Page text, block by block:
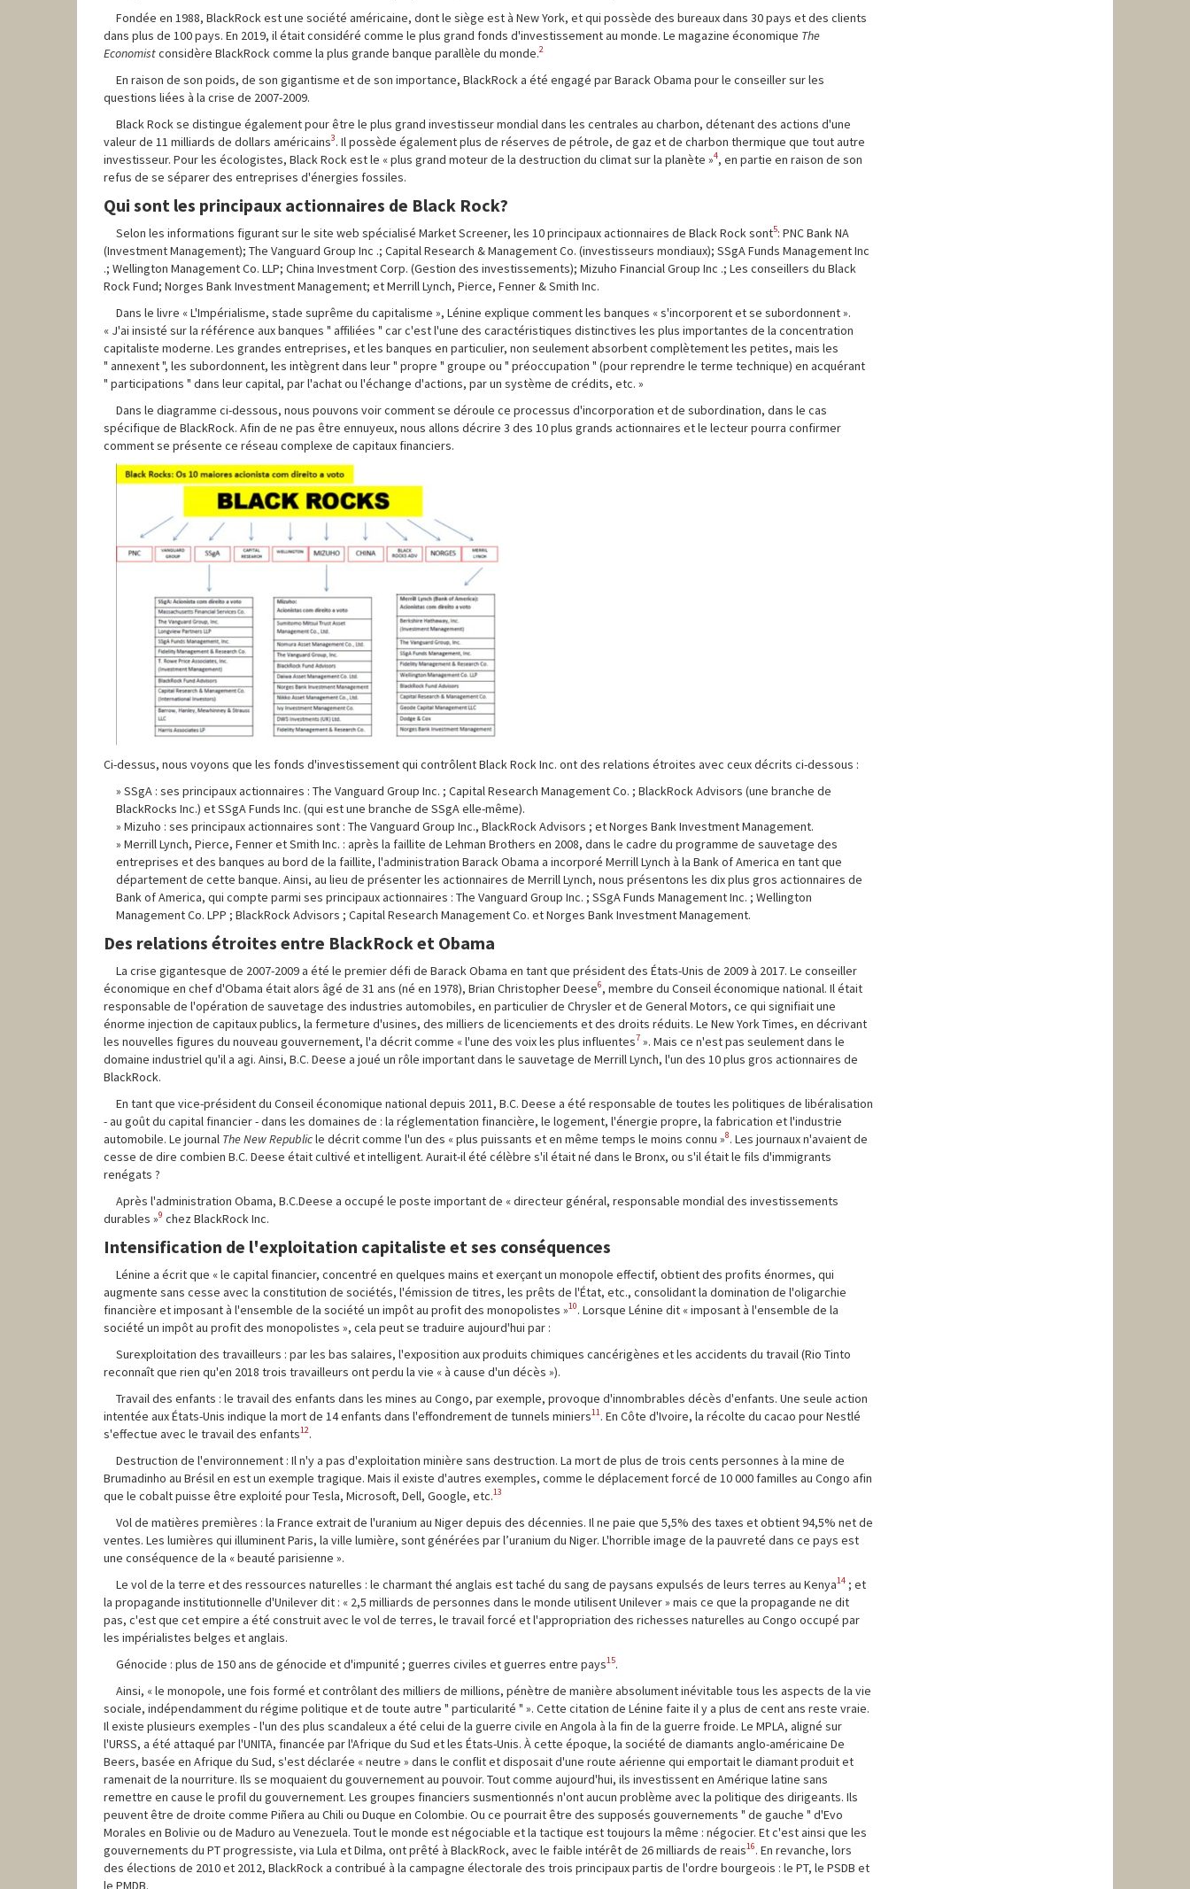
Fondée en 1988, BlackRock est une société américaine, dont le siège est à New York, et qui possède des bureaux dans 30 pays et des clients
dans plus de 100 pays. En 2019, il était considéré comme le plus grand fonds d'investissement au monde. Le magazine économique The
Economistconsidère BlackRock comme la plus grande banque parallèle du monde.2
En raison de son poids, de son gigantisme et de son importance, BlackRock a été engagé par Barack Obama pour le conseiller sur les
questions liées à la crise de 2007-2009.
Black Rock se distingue également pour être le plus grand investisseur mondial dans les centrales au charbon, détenant des actions d'une
valeur de 11 milliards de dollars américains3. Il possède également plus de réserves de pétrole, de gaz et de charbon thermique que tout autre
investisseur. Pour les écologistes, Black Rock est le « plus grand moteur de la destruction du climat sur la planète »4, en partie en raison de son
refus de se séparer des entreprises d'énergies fossiles.
Qui sont les principaux actionnaires de Black Rock?
Selon les informations figurant sur le site web spécialisé Market Screener, les 10 principaux actionnaires de Black Rock sont5: PNC Bank NA
(Investment Management); The Vanguard Group Inc .; Capital Research & Management Co. (investisseurs mondiaux); SSgA Funds Management Inc
.; Wellington Management Co. LLP; China Investment Corp. (Gestion des investissements); Mizuho Financial Group Inc .; Les conseillers du Black
Rock Fund; Norges Bank Investment Management; et Merrill Lynch, Pierce, Fenner & Smith Inc.
Dans le livre « L'Impérialisme, stade suprême du capitalisme », Lénine explique comment les banques « s'incorporent et se subordonnent ».
« J'ai insisté sur la référence aux banques " affiliées " car c'est l'une des caractéristiques distinctives les plus importantes de la concentration
capitaliste moderne. Les grandes entreprises, et les banques en particulier, non seulement absorbent complètement les petites, mais les
" annexent ", les subordonnent, les intègrent dans leur " propre " groupe ou " préoccupation " (pour reprendre le terme technique) en acquérant
" participations " dans leur capital, par l'achat ou l'échange d'actions, par un système de crédits, etc. »
Dans le diagramme ci-dessous, nous pouvons voir comment se déroule ce processus d'incorporation et de subordination, dans le cas
spécifique de BlackRock. Afin de ne pas être ennuyeux, nous allons décrire 3 des 10 plus grands actionnaires et le lecteur pourra confirmer
comment se présente ce réseau complexe de capitaux financiers.
Ci-dessus, nous voyons que les fonds d'investissement qui contrôlent Black Rock Inc. ont des relations étroites avec ceux décrits ci-dessous :
SSgA : ses principaux actionnaires : The Vanguard Group Inc. ; Capital Research Management Co. ; BlackRock Advisors (une branche de
BlackRocks Inc.) et SSgA Funds Inc. (qui est une branche de SSgA elle-même).
Mizuho : ses principaux actionnaires sont : The Vanguard Group Inc., BlackRock Advisors ; et Norges Bank Investment Management.
Merrill Lynch, Pierce, Fenner et Smith Inc. : après la faillite de Lehman Brothers en 2008, dans le cadre du programme de sauvetage des
entreprises et des banques au bord de la faillite, l'administration Barack Obama a incorporé Merrill Lynch à la Bank of America en tant que
département de cette banque. Ainsi, au lieu de présenter les actionnaires de Merrill Lynch, nous présentons les dix plus gros actionnaires de
Bank of America, qui compte parmi ses principaux actionnaires : The Vanguard Group Inc. ; SSgA Funds Management Inc. ; Wellington
Management Co. LPP ; BlackRock Advisors ; Capital Research Management Co. et Norges Bank Investment Management.
Des relations étroites entre BlackRock et Obama
La crise gigantesque de 2007-2009 a été le premier défi de Barack Obama en tant que président des États-Unis de 2009 à 2017. Le conseiller
économique en chef d'Obama était alors âgé de 31 ans (né en 1978), Brian Christopher Deese6, membre du Conseil économique national. Il était
responsable de l'opération de sauvetage des industries automobiles, en particulier de Chrysler et de General Motors, ce qui signifiait une
énorme injection de capitaux publics, la fermeture d'usines, des milliers de licenciements et des droits réduits. Le New York Times, en décrivant
les nouvelles figures du nouveau gouvernement, l'a décrit comme « l'une des voix les plus influentes7 ». Mais ce n'est pas seulement dans le
domaine industriel qu'il a agi. Ainsi, B.C. Deese a joué un rôle important dans le sauvetage de Merrill Lynch, l'un des 10 plus gros actionnaires de
BlackRock.
En tant que vice-président du Conseil économique national depuis 2011, B.C. Deese a été responsable de toutes les politiques de libéralisation
- au goût du capital financier - dans les domaines de : la réglementation financière, le logement, l'énergie propre, la fabrication et l'industrie
automobile. Le journal The New Republicle décrit comme l'un des « plus puissants et en même temps le moins connu »8. Les journaux n'avaient de
cesse de dire combien B.C. Deese était cultivé et intelligent. Aurait-il été célèbre s'il était né dans le Bronx, ou s'il était le fils d'immigrants
renégats ?
Après l'administration Obama, B.C.Deese a occupé le poste important de « directeur général, responsable mondial des investissements
durables »9 chez BlackRock Inc.
Intensification de l'exploitation capitaliste et ses conséquences
Lénine a écrit que « le capital financier, concentré en quelques mains et exerçant un monopole effectif, obtient des profits énormes, qui
augmente sans cesse avec la constitution de sociétés, l'émission de titres, les prêts de l'État, etc., consolidant la domination de l'oligarchie
financière et imposant à l'ensemble de la société un impôt au profit des monopolistes »10. Lorsque Lénine dit « imposant à l'ensemble de la
société un impôt au profit des monopolistes », cela peut se traduire aujourd'hui par :
Surexploitation des travailleurs : par les bas salaires, l'exposition aux produits chimiques cancérigènes et les accidents du travail (Rio Tinto
reconnaît que rien qu'en 2018 trois travailleurs ont perdu la vie « à cause d'un décès »).
Travail des enfants : le travail des enfants dans les mines au Congo, par exemple, provoque d'innombrables décès d'enfants. Une seule action
intentée aux États-Unis indique la mort de 14 enfants dans l'effondrement de tunnels miniers11. En Côte d'Ivoire, la récolte du cacao pour Nestlé
s'effectue avec le travail des enfants12.
Destruction de l'environnement : Il n'y a pas d'exploitation minière sans destruction. La mort de plus de trois cents personnes à la mine de
Brumadinho au Brésil en est un exemple tragique. Mais il existe d'autres exemples, comme le déplacement forcé de 10 000 familles au Congo afin
que le cobalt puisse être exploité pour Tesla, Microsoft, Dell, Google, etc.13
Vol de matières premières : la France extrait de l'uranium au Niger depuis des décennies. Il ne paie que 5,5% des taxes et obtient 94,5% net de
ventes. Les lumières qui illuminent Paris, la ville lumière, sont générées par l’uranium du Niger. L'horrible image de la pauvreté dans ce pays est
une conséquence de la « beauté parisienne ».
Le vol de la terre et des ressources naturelles : le charmant thé anglais est taché du sang de paysans expulsés de leurs terres au Kenya14 ; et
la propagande institutionnelle d'Unilever dit : « 2,5 milliards de personnes dans le monde utilisent Unilever » mais ce que la propagande ne dit
pas, c'est que cet empire a été construit avec le vol de terres, le travail forcé et l'appropriation des richesses naturelles au Congo occupé par
les impérialistes belges et anglais.
Génocide : plus de 150 ans de génocide et d'impunité ; guerres civiles et guerres entre pays15.
Ainsi, « le monopole, une fois formé et contrôlant des milliers de millions, pénètre de manière absolument inévitable tous les aspects de la vie
sociale, indépendamment du régime politique et de toute autre " particularité " ». Cette citation de Lénine faite il y a plus de cent ans reste vraie.
Il existe plusieurs exemples - l'un des plus scandaleux a été celui de la guerre civile en Angola à la fin de la guerre froide. Le MPLA, aligné sur
l'URSS, a été attaqué par l'UNITA, financée par l'Afrique du Sud et les États-Unis. À cette époque, la société de diamants anglo-américaine De
Beers, basée en Afrique du Sud, s'est déclarée « neutre » dans le conflit et disposait d'une route aérienne qui emportait le diamant produit et
ramenait de la nourriture. Ils se moquaient du gouvernement au pouvoir. Tout comme aujourd'hui, ils investissent en Amérique latine sans
remettre en cause le profil du gouvernement. Les groupes financiers susmentionnés n'ont aucun problème avec la politique des dirigeants. Ils
peuvent être de droite comme Piñera au Chili ou Duque en Colombie. Ou ce pourrait être des supposés gouvernements " de gauche " d'Evo
Morales en Bolivie ou de Maduro au Venezuela. Tout le monde est négociable et la tactique est toujours la même : négocier. Et c'est ainsi que les
gouvernements du PT progressiste, via Lula et Dilma, ont prêté à BlackRock, avec le faible intérêt de 26 milliards de reais16. En revanche, lors
des élections de 2010 et 2012, BlackRock a contribué à la campagne électorale des trois principaux partis de l'ordre bourgeois : le PT, le PSDB et
le PMDB.